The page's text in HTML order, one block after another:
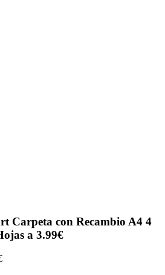
Carpeta con Recambio A4 4
a 3.99€